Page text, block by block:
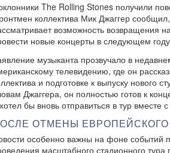
The Rolling Stones получили
коллектива Мик Джаггер
возможность возвращения
новые концерты в следующем
музыканта прозвучало в
телевидению, где он
и подготовке к выпуску нового
Джаггера, он полностью готов к
бы вновь отправиться в тур вместе
ОТМЕНЫ ЕВРОПЕЙСКОГО
особенно важны на фоне событий
масштабного стадионного